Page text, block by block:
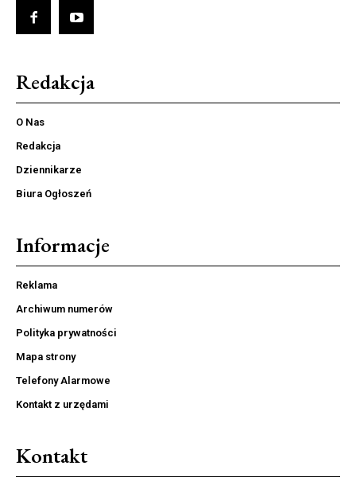
Redakcja
O Nas
Redakcja
Dziennikarze
Biura Ogłoszeń
Informacje
Reklama
Archiwum numerów
Polityka prywatności
Mapa strony
Telefony Alarmowe
Kontakt z urzędami
Kontakt